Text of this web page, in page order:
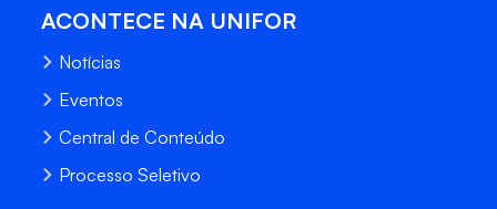
ACONTECE NA UNIFOR
Notícias
Eventos
Central de Conteúdo
Processo Seletivo